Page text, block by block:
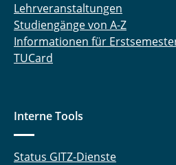
Lehrveranstaltungen
Studiengänge von A-Z
Informationen für
TUCard
Interne Tools
Status GITZ-Dienste